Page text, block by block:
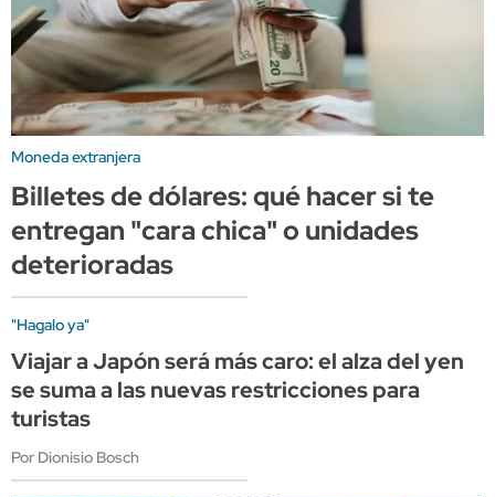
Moneda extranjera
Billetes de dólares: qué hacer si te
entregan "cara chica" o unidades
deterioradas
"Hagalo ya"
Viajar a Japón será más caro: el alza del yen
se suma a las nuevas restricciones para
turistas
Por Dionisio Bosch